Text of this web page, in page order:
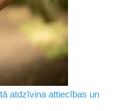
atdzīvina attiecības un